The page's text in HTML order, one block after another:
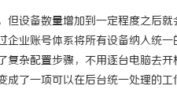
设备数量增加到一定程度之后
业账号体系将所有设备纳入统
杂配置步骤，不用逐台电脑去
了一项可以在后台统一处理的